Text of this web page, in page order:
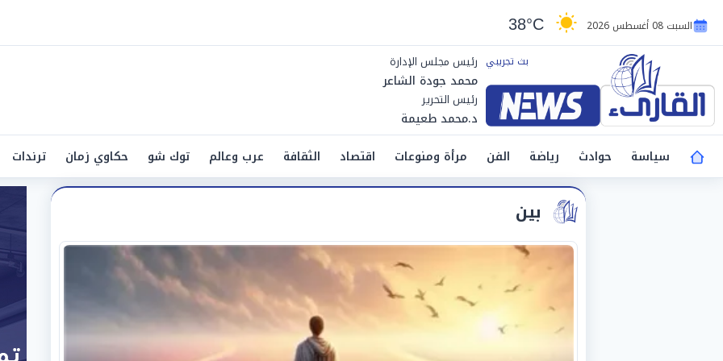
السبت 08 أغسطس 2026 38°C
رئيس مجلس الإدارة
محمد جودة الشاعر
رئيس التحرير
د.محمد طعيمة
سياسة
حوادث رياضة الفن مرأة ومنوعات اقتصاد الثقافة عرب وعالم توك شو حكاوي زمان ترندات
بين